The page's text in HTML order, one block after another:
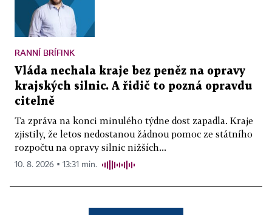
RANNÍ BRÍFINK
Vláda nechala kraje bez peněz na opravy
krajských silnic. A řidič to pozná opravdu
citelně
Ta zpráva na konci minulého týdne dost zapadla. Kraje
zjistily, že letos nedostanou žádnou pomoc ze státního
rozpočtu na opravy silnic nižších...
10. 8. 2026 ▪ 13:31 min.